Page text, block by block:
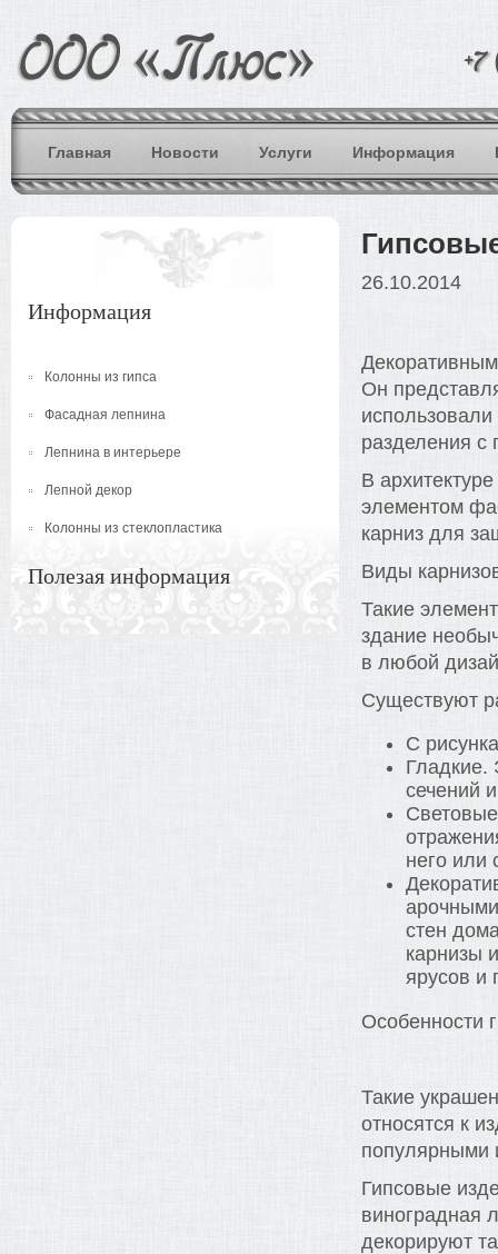
Главная Новости Услуги Информация
Информация
Колонны из гипса
Фасадная лепнина
Лепнина в интерьере
Лепной декор
Колонны из стеклопластика
Полезая информация
26.10.2014
Он
разделения с
В
элементом
карниз для
Виды
Такие
здание
в любой
Существуют
С
Гладкие.
сечений
него или
стен
карнизы
ярусов и
Особенности
Такие
относятся к
популярными
Гипсовые
виноградная
декорируют